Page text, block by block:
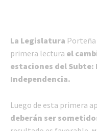
La Legislatura Porteña
primera lectura el
estaciones del
Independencia.
Luego de esta primera
deberán ser